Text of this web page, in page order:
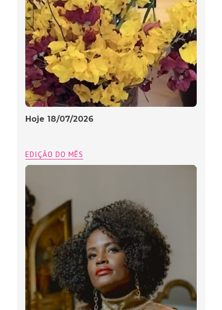
Hoje 18/07/2026
EDIÇÃO DO MÊS